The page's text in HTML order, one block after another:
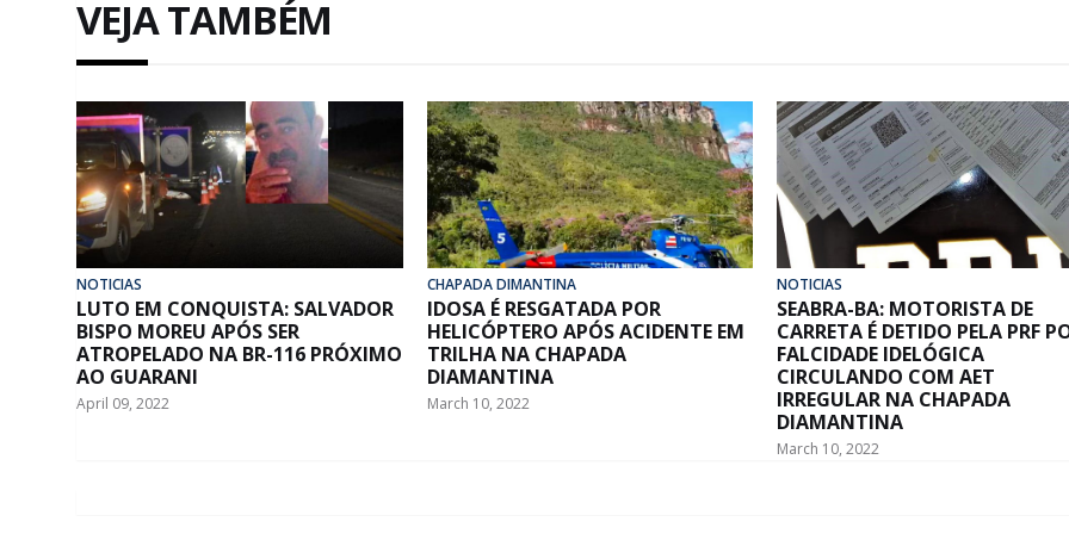
VEJA TAMBÉM
NOTICIAS
LUTO EM CONQUISTA: SALVADOR
BISPO MOREU APÓS SER
ATROPELADO NA BR-116 PRÓXIMO
AO GUARANI
April 09, 2022
CHAPADA DIMANTINA
IDOSA É RESGATADA POR
HELICÓPTERO APÓS ACIDENTE EM
TRILHA NA CHAPADA
DIAMANTINA
March 10, 2022
NOTICIAS
SEABRA-BA: MOTORISTA DE
CARRETA É DETIDO PELA PRF
FALCIDADE IDELÓGICA
CIRCULANDO COM AET
IRREGULAR NA CHAPADA
DIAMANTINA
March 10, 2022